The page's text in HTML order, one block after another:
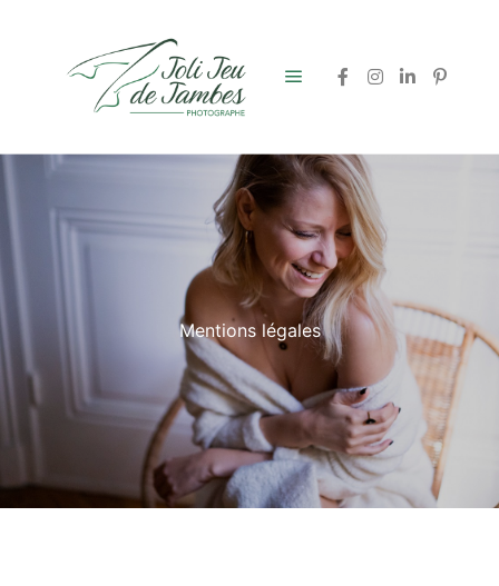
Mentions légales